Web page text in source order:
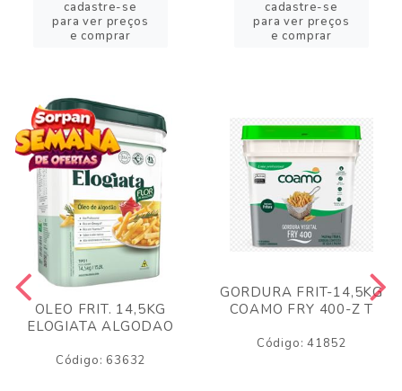
cadastre-se
para ver preços
e comprar
cadastre-se
para ver preços
e comprar
OLEO FRIT. 14,5KG
ELOGIATA ALGODAO
Código: 63632
GORDURA FRIT-14,5KG
COAMO FRY 400-Z T
Código: 41852